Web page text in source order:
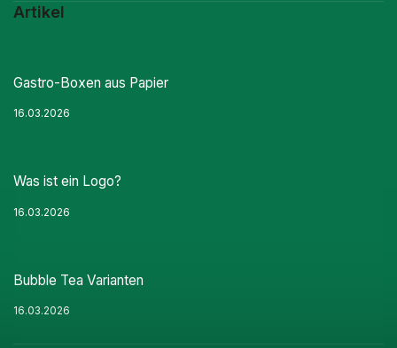
Artikel
Gastro-Boxen aus Papier
16.03.2026
Was ist ein Logo?
16.03.2026
Bubble Tea Varianten
16.03.2026